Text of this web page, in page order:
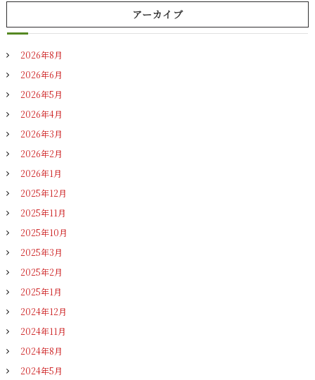
アーカイブ
2026年8月
2026年6月
2026年5月
2026年4月
2026年3月
2026年2月
2026年1月
2025年12月
2025年11月
2025年10月
2025年3月
2025年2月
2025年1月
2024年12月
2024年11月
2024年8月
2024年5月